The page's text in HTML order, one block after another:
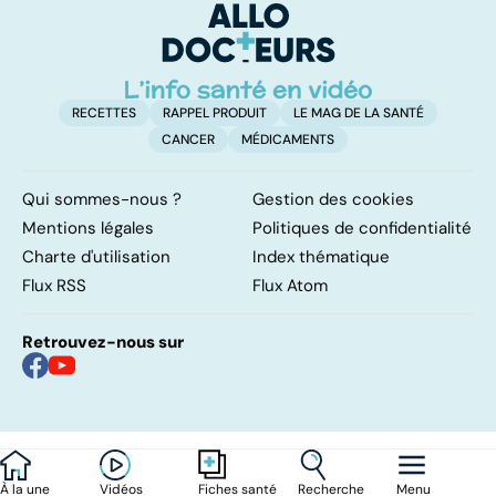
À la une Vidéos Fiches santé Recherche Menu
d'angine ?
RECETTES RAPPEL PRODUIT
LE MAG DE LA SANTÉ
CANCER
MÉDICAMENTS
Qui sommes-nous ?
Gestion des cookies
Mentions légales
Politiques de confidentialité
Charte d'utilisation
Index thématique
Flux RSS
Flux Atom
Retrouvez-nous sur